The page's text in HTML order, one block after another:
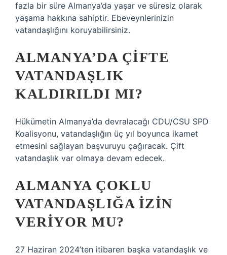
fazla bir süre Almanya’da yaşar ve süresiz olarak
yaşama hakkına sahiptir. Ebeveynlerinizin
vatandaşlığını koruyabilirsiniz.
ALMANYA’DA ÇIFTE
VATANDAŞLIK
KALDIRILDI MI?
Hükümetin Almanya’da devralacağı CDU/CSU SPD
Koalisyonu, vatandaşlığın üç yıl boyunca ikamet
etmesini sağlayan başvuruyu çağıracak. Çift
vatandaşlık var olmaya devam edecek.
ALMANYA ÇOKLU
VATANDAŞLIĞA IZIN
VERIYOR MU?
27 Haziran 2024’ten itibaren başka vatandaşlık ve